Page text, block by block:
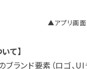
▲アプリ画面
て】
ランド要素（ロゴ、